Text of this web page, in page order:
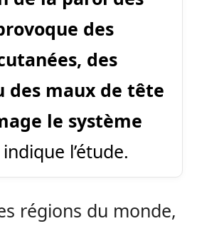
des
des
des maux de tête
le système
indique l’étude.
régions du monde,